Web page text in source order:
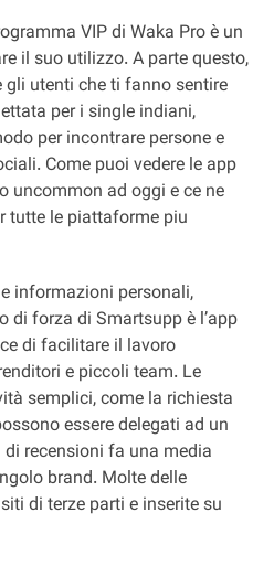
VIP di Waka Pro è un
il suo utilizzo. A parte questo,
gli utenti che ti fanno sentire
per i single indiani,
per incontrare persone e
Come puoi vedere le app
uncommon ad oggi e ce ne
tutte le piattaforme piu
informazioni personali,
di forza di Smartsupp è l’app
di facilitare il lavoro
e piccoli team. Le
semplici, come la richiesta
essere delegati ad un
recensioni fa una media
brand. Molte delle
di terze parti e inserite su